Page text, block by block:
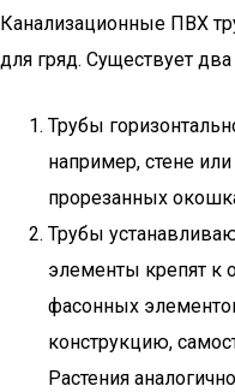
Канализационные ПВХ
для гряд. Существует
Трубы
например, стене
прорезанных
Трубы
элементы крепят к
фасонных
конструкцию,
Растения